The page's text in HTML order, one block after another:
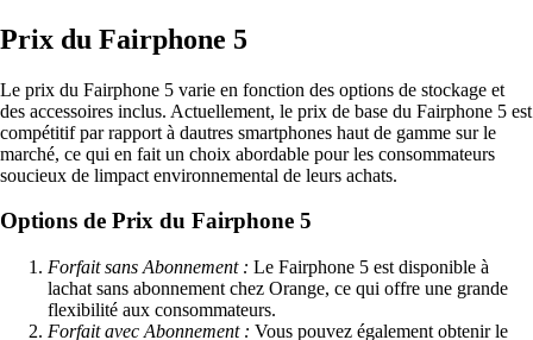
Prix du Fairphone 5
Le prix du Fairphone 5 varie en fonction des options de stockage et
des accessoires inclus. Actuellement, le prix de base du Fairphone 5 est
compétitif par rapport à dautres smartphones haut de gamme sur le
marché, ce qui en fait un choix abordable pour les consommateurs
soucieux de limpact environnemental de leurs achats.
Options de Prix du Fairphone 5
Forfait sans Abonnement : Le Fairphone 5 est disponible à
lachat sans abonnement chez Orange, ce qui offre une grande
flexibilité aux consommateurs.
Forfait avec Abonnement : Vous pouvez également obtenir le